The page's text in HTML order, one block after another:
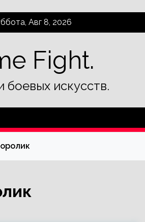
Авг 8, 2026
Fight.
боевых искусств.